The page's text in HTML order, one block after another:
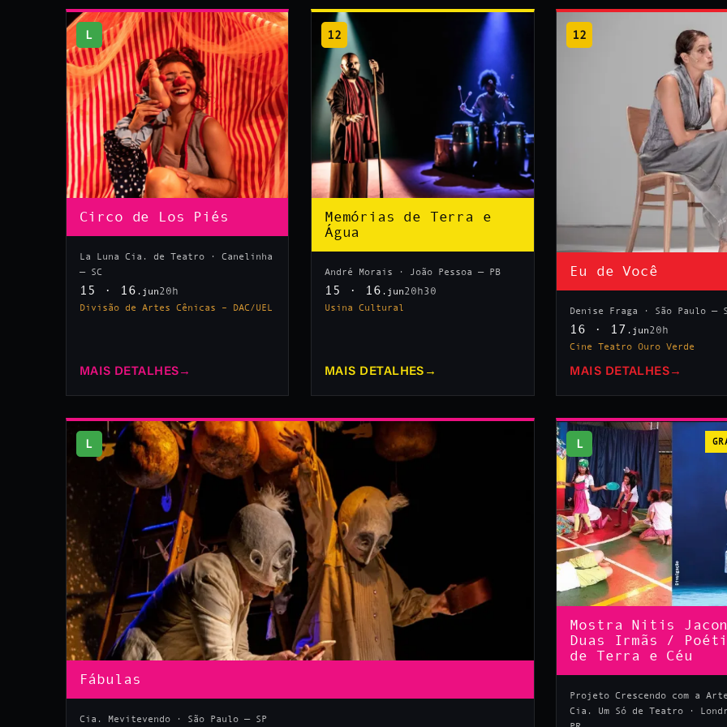
L
Circo de Los Piés
La Luna Cia. de Teatro · Canelinha
— SC
15 · 16 .jun20h
Divisão de Artes Cênicas – DAC/UEL
MAIS DETALHES →
12
Memórias de Terra e
Água
André Morais · João Pessoa — PB
15 · 16 .jun20h30
Usina Cultural
MAIS DETALHES →
12
Eu de Você
Denise Fraga · São Paulo —
16 · 17 .jun20h
Cine Teatro Ouro Verde
MAIS DETALHES →
L
Fábulas
Cia. Mevitevendo · São Paulo — SP
L
Mostra Nitis
Duas Irmãs /
de Terra e Céu
Projeto Crescendo com a
Cia. Um Só de Teatro ·